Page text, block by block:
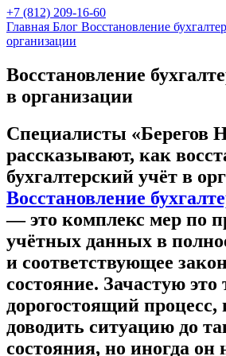
+7 (812) 209-16-60
Главная Блог Восстановление
организации
Восстановление
в организации
Специалисты «Берегов
рассказывают, как
бухгалтерский учёт в
Восстановление
— это комплекс мер по
учётных данных в
и соответствующее
состояние. Зачастую
дорогостоящий
доводить ситуацию до
состояния, но иногда он